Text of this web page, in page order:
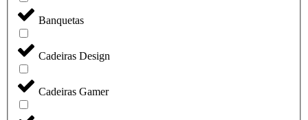
Banquetas
Cadeiras Design
Cadeiras Gamer